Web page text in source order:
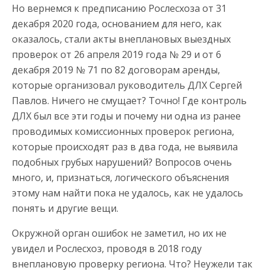
Но вернемся к предписанию Рослесхоза от 31
декабря 2020 года, основанием для него, как
оказалось, стали акты внеплановых выездных
проверок от 26 апреля 2019 года № 29 и от 6
декабря 2019 № 71 по 82 договорам аренды,
которые организовал руководитель ДЛХ Сергей
Павлов. Ничего не смущает? Точно! Где контроль
ДЛХ был все эти годы и почему ни одна из ранее
проводимых комиссионных проверок региона,
которые происходят раз в два года, не выявила
подобных грубых нарушений? Вопросов очень
много, и, признаться, логического объяснения
этому нам найти пока не удалось, как не удалось
понять и другие вещи.
Окружной орган ошибок не заметил, но их не
увидел и Рослесхоз, проводя в 2018 году
внеплановую проверку региона. Что? Неужели так